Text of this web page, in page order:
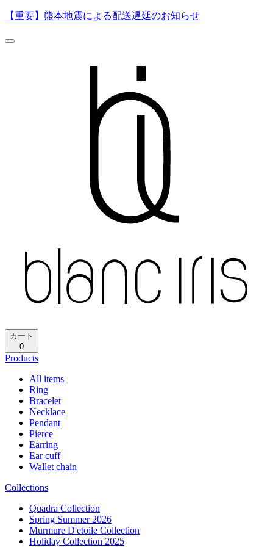
【重要】熊本地震による配送遅延のお知らせ
カート
0
Products
All items
Ring
Bracelet
Necklace
Pendant
Pierce
Earring
Ear cuff
Wallet chain
Collections
Quadra Collection
Spring Summer 2026
Murmure D'etoile Collection
Holiday Collection 2025